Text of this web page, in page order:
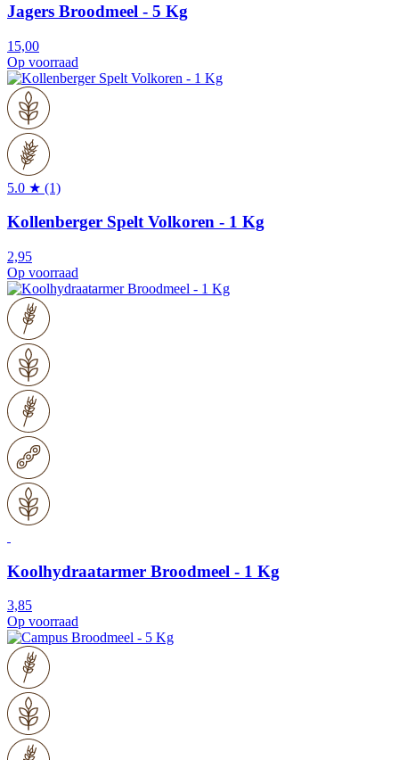
Jagers Broodmeel - 5 Kg
15,00
Op voorraad
5.0 ★ (1)
Kollenberger Spelt Volkoren - 1 Kg
2,95
Op voorraad
Koolhydraatarmer Broodmeel - 1 Kg
3,85
Op voorraad